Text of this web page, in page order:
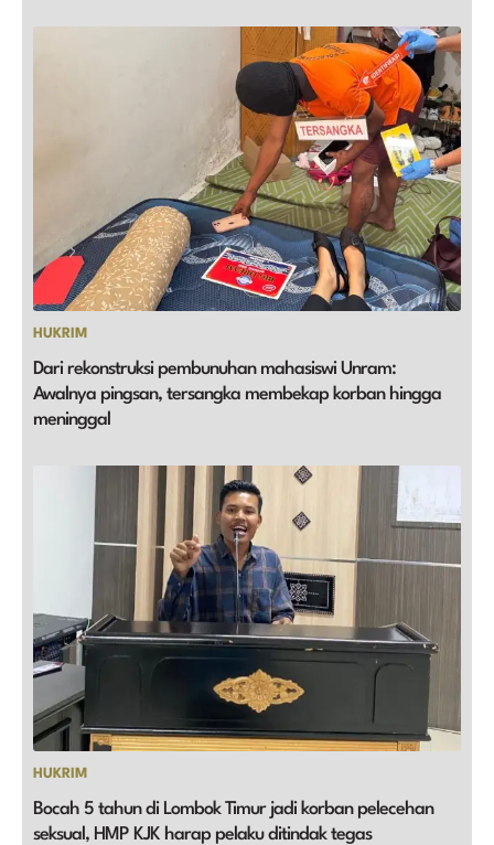
HUKRIM
Dari rekonstruksi pembunuhan mahasiswi Unram:
Awalnya pingsan, tersangka membekap korban hingga
meninggal
HUKRIM
Bocah 5 tahun di Lombok Timur jadi korban pelecehan
seksual, HMP KJK harap pelaku ditindak tegas